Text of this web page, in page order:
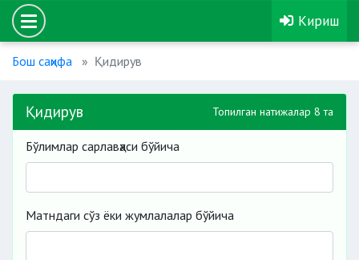
Кириш
Бош саҳифа Қидирув
Қидирув Топилган натижалар 8 та
Бўлимлар сарлавҳаси бўйича
Матндаги сўз ёки жумлалалар бўйича